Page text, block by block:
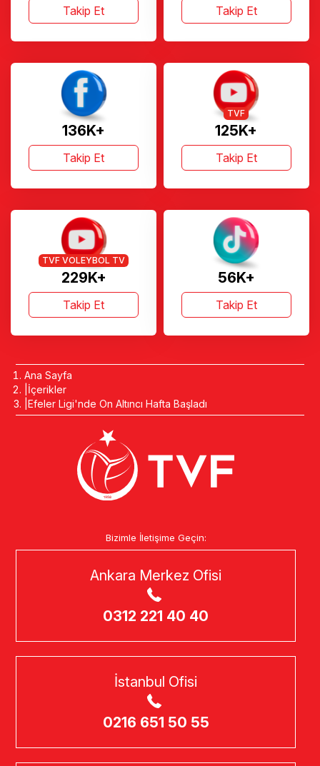
Takip Et Takip Et
136K+
Takip Et
125K+
TVF
Takip Et
229K+
TVF VOLEYBOL TV
Takip Et
56K+
Takip Et
Ana Sayfa
İçerikler
Efeler Ligi'nde On Altıncı Hafta Başladı
Bizimle İletişime Geçin:
Ankara Merkez Ofisi
0312 221 40 40
İstanbul Ofisi
0216 651 50 55